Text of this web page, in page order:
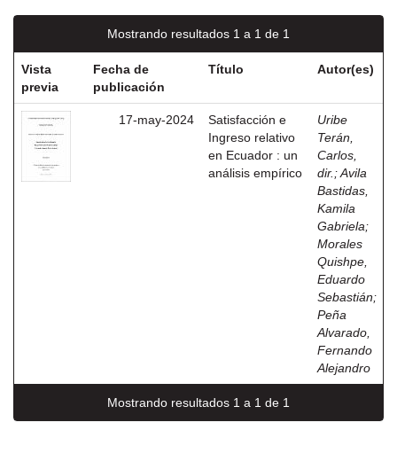
Mostrando resultados 1 a 1 de 1
Vista
previa
Fecha de
publicación
Título Autor(es)
17-may-2024
Satisfacción e
Ingreso relativo
en Ecuador : un
análisis empírico
Uribe
Terán,
Carlos,
dir. ;Avila
Bastidas,
Kamila
Gabriela;
Morales
Quishpe,
Eduardo
Sebastián;
Peña
Alvarado,
Fernando
Alejandro
Mostrando resultados 1 a 1 de 1